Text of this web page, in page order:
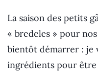
La saison des petits
« bredeles » pour
bientôt démarrer : je
ingrédients pour être